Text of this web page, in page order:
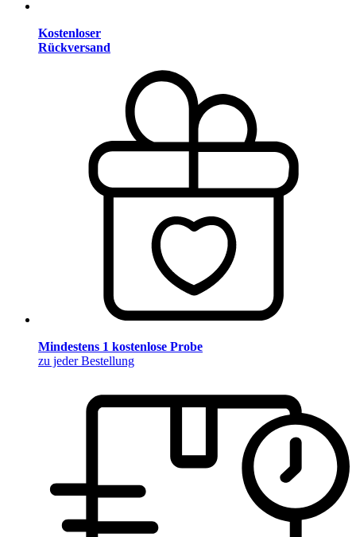
Kostenloser
Rückversand
Mindestens 1 kostenlose Probe
zu jeder Bestellung